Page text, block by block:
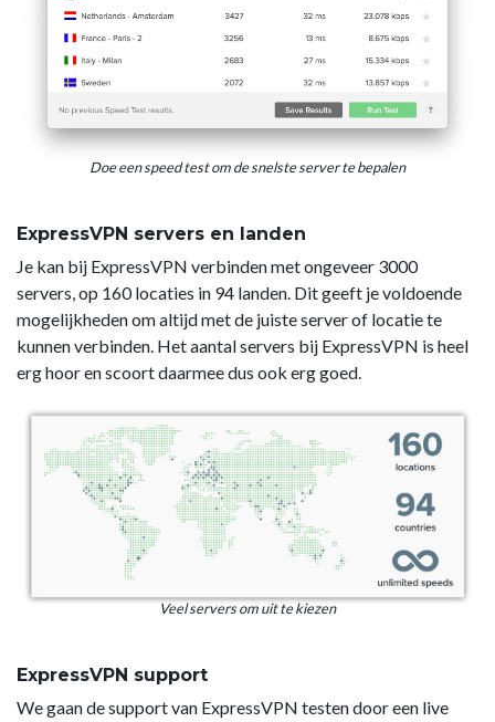
Doe een speed test om de snelste server te bepalen
ExpressVPN servers en landen
Je kan bij ExpressVPN verbinden met ongeveer 3000
servers, op 160 locaties in 94 landen. Dit geeft je voldoende
mogelijkheden om altijd met de juiste server of locatie te
kunnen verbinden. Het aantal servers bij ExpressVPN is heel
erg hoor en scoort daarmee dus ook erg goed.
Veel servers om uit te kiezen
ExpressVPN support
We gaan de support van ExpressVPN testen door een live